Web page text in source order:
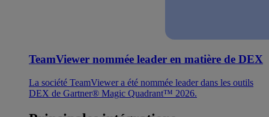
TeamViewer nommée leader en matière de DEX
La société TeamViewer a été nommée leader dans les outils
DEX de Gartner® Magic Quadrant™ 2026.